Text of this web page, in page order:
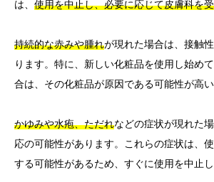
は、 使用を中止し、必要に応じて皮膚科を
持続的な赤みや腫れが現れた場合は、接触
ります。特に、新しい化粧品を使用し始め
合は、その化粧品が原因である可能性が高い
かゆみや水疱、ただれなどの症状が現れた
応の可能性があります。これらの症状は、
する可能性があるため、すぐに使用を中止し